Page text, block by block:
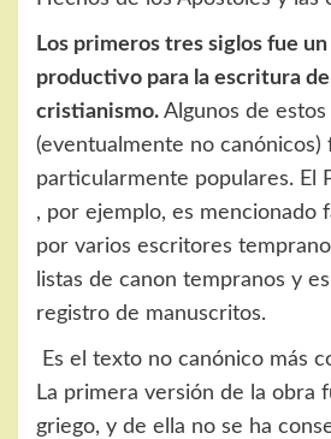
Los primeros tres siglos fue
productivo para la escritura
cristianismo. Algunos de
(eventualmente no canónicos)
particularmente populares. El
, por ejemplo, es mencionado
por varios escritores
listas de canon tempranos y
registro de manuscritos.
Es el texto no canónico más
La primera versión de la obra
griego, y de ella no se ha